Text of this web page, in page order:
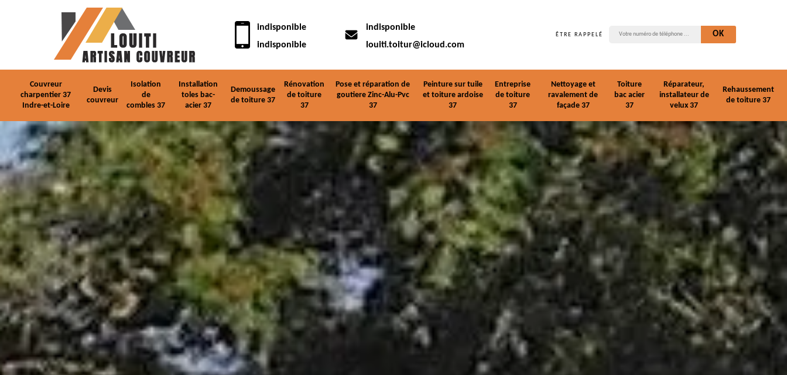
indisponible
indisponible
indisponible
louiti.toitur@icloud.com
ÊTRE RAPPELÉ
Couvreur
charpentier 37
Indre-et-Loire
Devis
couvreur
Isolation
de
combles 37
Installation
toles bac-
acier 37
Demoussage
de toiture 37
Rénovation
de toiture
37
Pose et réparation de
goutiere Zinc-Alu-Pvc
37
Peinture sur tuile
et toiture ardoise
37
Entreprise
de toiture
37
Nettoyage et
ravalement de
façade 37
Toiture
bac acier
37
Réparateur,
installateur de
velux 37
Rehaussement
de toiture 37